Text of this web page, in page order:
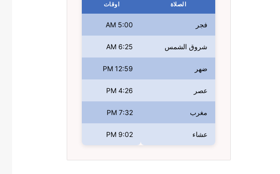
الصلاة اوقات
فجر 5:00 AM
شروق الشمس 6:25 AM
ضهر 12:59 PM
عصر 4:26 PM
مغرب 7:32 PM
عشاء 9:02 PM